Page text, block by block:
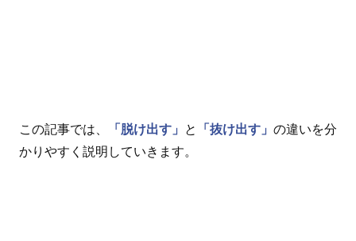
この記事では、 「脱け出す」 と 「抜け出す」 の違いを分
かりやすく説明していきます。